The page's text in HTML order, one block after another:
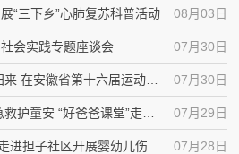
“三下乡”心肺复苏科普活动 08月03日
会实践专题座谈会 07月30日
07月30日
07月29日
07月28日